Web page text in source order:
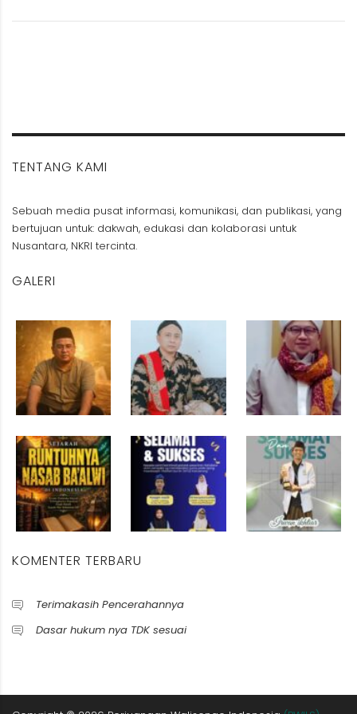
TENTANG KAMI
Sebuah media pusat informasi, komunikasi, dan publikasi, yang
bertujuan untuk: dakwah, edukasi dan kolaborasi untuk
Nusantara, NKRI tercinta.
GALERI
KOMENTER TERBARU
Terimakasih Pencerahannya
Dasar hukum nya TDK sesuai